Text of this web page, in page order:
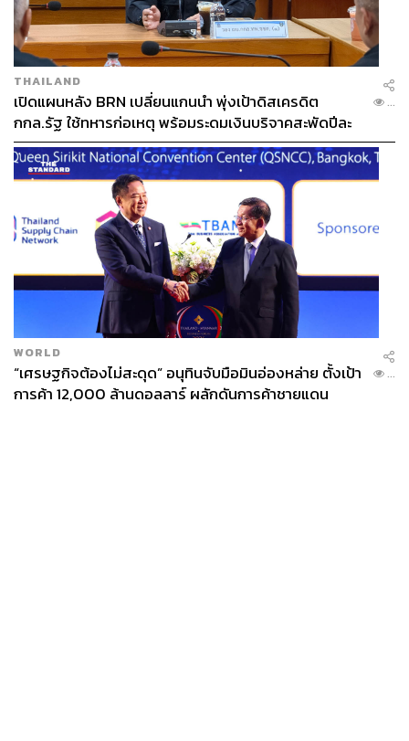
THAILAND
เปิดแผนหลัง BRN เปลี่ยนแกนนำ พุ่งเป้าดิสเครดิต
กกล.รัฐ ใช้ทหารก่อเหตุ พร้อมระดมเงินบริจาคสะพัดปีละ
2,000 ล้านบาท
...
WORLD
“เศรษฐกิจต้องไม่สะดุด” อนุทินจับมือมินอ่องหล่าย ตั้งเป้า
การค้า 12,000 ล้านดอลลาร์ ผลักดันการค้าชายแดน
...